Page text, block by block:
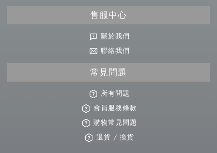
售服中心
關於我們
聯絡我們
常見問題
所有問題
會員服務條款
購物常見問題
退貨 / 換貨